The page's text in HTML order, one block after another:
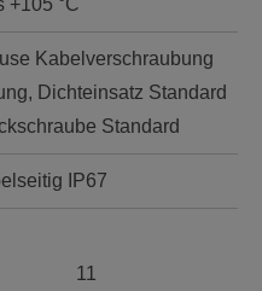
+105 °C
Kabelverschraubung
Dichteinsatz Standard
Standard
IP67
11